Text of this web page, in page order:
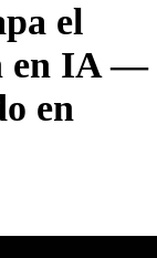
el
en IA —
en